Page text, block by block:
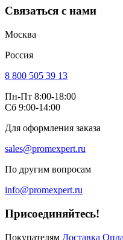
Связаться с нами
Москва
Россия
8 800 505 39 13
Пн-Пт 8:00-18:00
Сб 9:00-14:00
Для оформления заказа
sales@promexpert.ru
По другим вопросам
info@promexpert.ru
Присоединяйтесь!
Покупателям Доставка